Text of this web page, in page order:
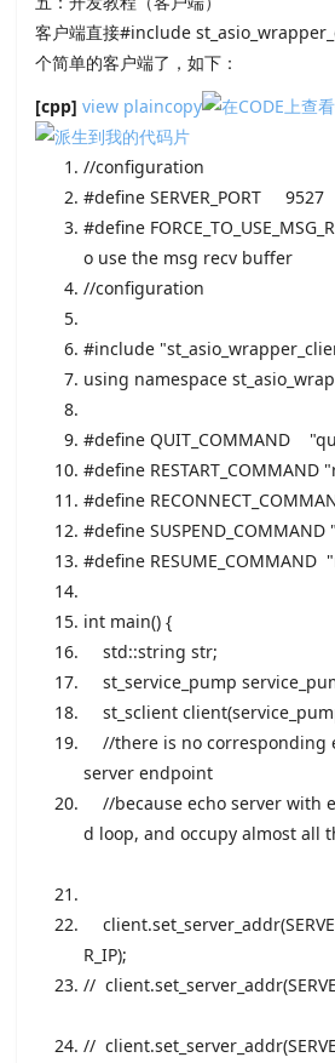
客户端直接#include
个简单的客户端了，如下：
[cpp] view plaincopy
//configuration
#define SERVER_PORT 9527
#define
o use the msg recv buffer
//configuration
#include
using namespace
#define QUIT_COMMAND
#define RESTART_COMMAND
#define
#define
#define RESUME_COMMAND
int main() {
std::string str;
st_service_pump
st_sclient
//there is no corresponding
server endpoint
//because echo server with
d loop, and occupy almost all
R_IP);
//
//